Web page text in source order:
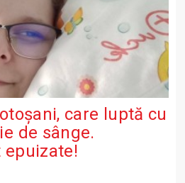
care luptă cu
de sânge.
epuizate!